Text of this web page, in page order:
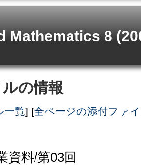
Mathematics 8
の情報
一覧] [全ページの添付ファ
資料/第03回